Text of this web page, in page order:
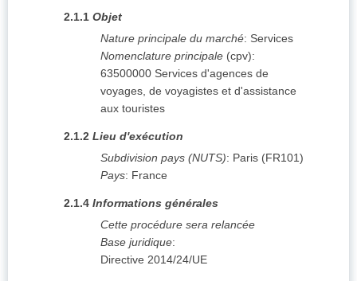
2.1.1 Objet
Nature principale du marché: Services
Nomenclature principale (cpv):
63500000 Services d'agences de
voyages, de voyagistes et d'assistance
aux touristes
2.1.2 Lieu d'exécution
Subdivision pays (NUTS): Paris (FR101)
Pays: France
2.1.4 Informations générales
Cette procédure sera relancée
Base juridique:
Directive 2014/24/UE